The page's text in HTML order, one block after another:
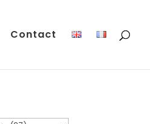
Contact